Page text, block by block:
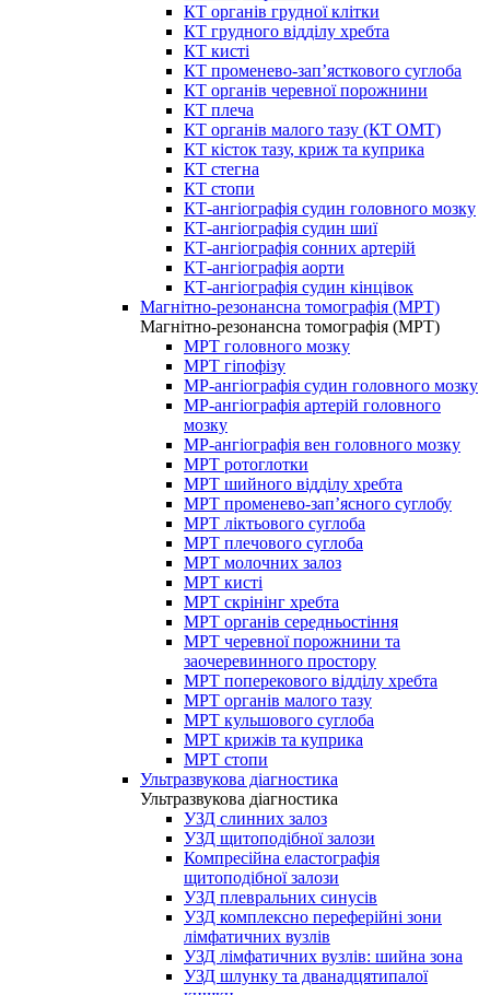
КТ органів грудної клітки
КТ грудного відділу хребта
КТ кисті
КТ променево-зап’ясткового суглоба
КТ органів черевної порожнини
КТ плеча
КТ органів малого тазу (КТ ОМТ)
КТ кісток тазу, криж та куприка
КТ стегна
КТ стопи
КТ-ангіографія судин головного мозку
КТ-ангіографія судин шиї
КТ-ангіографія сонних артерій
КТ-ангіографія аорти
КТ-ангіографія судин кінцівок
Магнітно-резонансна томографія (МРТ)
Магнітно-резонансна томографія (МРТ)
МРТ головного мозку
МРТ гіпофізу
МР-ангіографія судин головного мозку
МР-ангіографія артерій головного
мозку
МР-ангіографія вен головного мозку
МРТ ротоглотки
МРТ шийного відділу хребта
МРТ променево-зап’ясного суглобу
МРТ ліктьового суглоба
МРТ плечового суглоба
МРТ молочних залоз
МРТ кисті
МРТ скрінінг хребта
МРТ органів середньостіння
МРТ черевної порожнини та
заочеревинного простору
МРТ поперекового відділу хребта
МРТ органів малого тазу
МРТ кульшового суглоба
МРТ крижів та куприка
МРТ стопи
Ультразвукова діагностика
Ультразвукова діагностика
УЗД слинних залоз
УЗД щитоподібної залози
Компресійна еластографія
щитоподібної залози
УЗД плевральних синусів
УЗД комплексно переферійні зони
лімфатичних вузлів
УЗД лімфатичних вузлів: шийна зона
УЗД шлунку та дванадцятипалої